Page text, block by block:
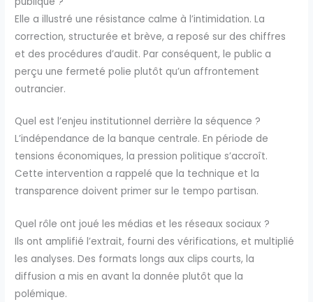
Elle a illustré une résistance calme à l’intimidation. La
correction, structurée et brève, a reposé sur des chiffres
et des procédures d’audit. Par conséquent, le public a
perçu une fermeté polie plutôt qu’un affrontement
outrancier.
Quel est l’enjeu institutionnel derrière la séquence ?
L’indépendance de la banque centrale. En période de
tensions économiques, la pression politique s’accroît.
Cette intervention a rappelé que la technique et la
transparence doivent primer sur le tempo partisan.
Quel rôle ont joué les médias et les réseaux sociaux ?
Ils ont amplifié l’extrait, fourni des vérifications, et multiplié
les analyses. Des formats longs aux clips courts, la
diffusion a mis en avant la donnée plutôt que la
polémique.